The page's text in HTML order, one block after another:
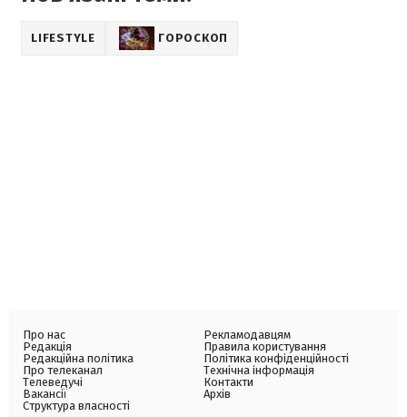
LIFESTYLE ГОРОСКОП
Про нас
Редакція
Редакційна політика
Про телеканал
Телеведучі
Вакансії
Структура власності
Рекламодавцям
Правила користування
Політика конфіденційності
Технічна інформація
Контакти
Архів